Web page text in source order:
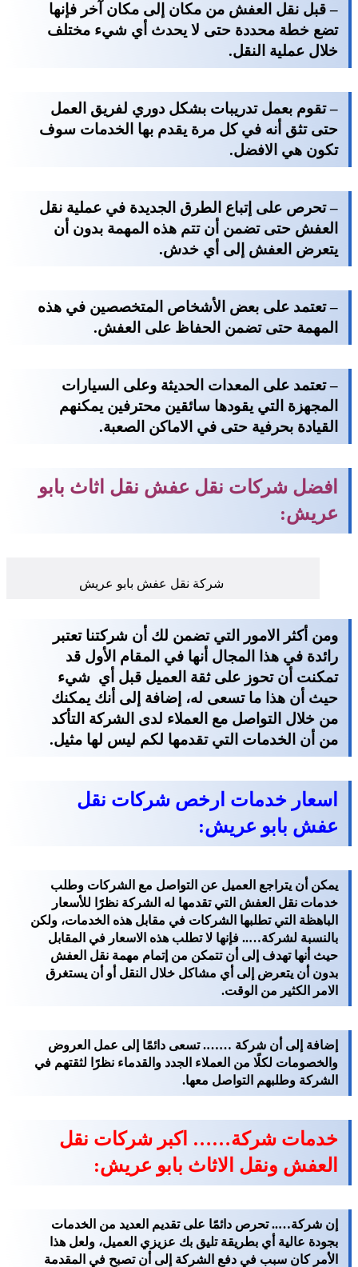
– قبل نقل العفش من مكان إلى مكان آخر فإنها
تضع خطة محددة حتى لا يحدث أي شيء مختلف
خلال عملية النقل.
– تقوم بعمل تدريبات بشكل دوري لفريق العمل
حتى تثق أنه في كل مرة يقدم بها الخدمات سوف
تكون هي الافضل.
– تحرص على إتباع الطرق الجديدة في عملية نقل
العفش حتى تضمن أن تتم هذه المهمة بدون أن
يتعرض العفش إلى أي خدش.
– تعتمد على بعض الأشخاص المتخصصين في هذه
المهمة حتى تضمن الحفاظ على العفش.
– تعتمد على المعدات الحديثة وعلى السيارات
المجهزة التي يقودها سائقين محترفين يمكنهم
القيادة بحرفية حتى في الاماكن الصعبة.
افضل شركات نقل عفش نقل اثاث بابو
عريش:
شركة نقل عفش بابو عريش
ومن أكثر الامور التي تضمن لك أن شركتنا تعتبر
رائدة في هذا المجال أنها في المقام الأول قد
تمكنت أن تحوز على ثقة العميل قبل أي شيء
حيث أن هذا ما تسعى له، إضافة إلى أنك يمكنك
من خلال التواصل مع العملاء لدى الشركة التأكد
من أن الخدمات التي تقدمها لكم ليس لها مثيل.
اسعار خدمات ارخص شركات نقل
عفش بابو عريش:
يمكن أن يتراجع العميل عن التواصل مع الشركات وطلب
خدمات نقل العفش التي تقدمها له الشركة نظرًا للأسعار
الباهظة التي تطلبها الشركات في مقابل هذه الخدمات، ولكن
بالنسبة لشركة….. فإنها لا تطلب هذه الاسعار في المقابل
حيث أنها تهدف إلى أن تتمكن من إتمام مهمة نقل العفش
بدون أن يتعرض إلى أي مشاكل خلال النقل أو أن يستغرق
الامر الكثير من الوقت.
إضافة إلى أن شركة ……. تسعى دائمًا إلى عمل العروض
والخصومات لكلًا من العملاء الجدد والقدماء نظرًا لثقتهم في
الشركة وطلبهم التواصل معها.
خدمات شركة…… اكبر شركات نقل
العفش ونقل الاثاث بابو عريش:
إن شركة….. تحرص دائمًا على تقديم العديد من الخدمات
بجودة عالية أي بطريقة تليق بك عزيزي العميل، ولعل هذا
الأمر كان سبب في دفع الشركة إلى أن تصبح في المقدمة